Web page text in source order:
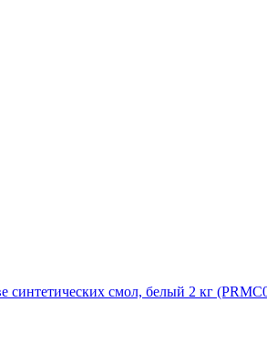
синтетических смол, белый 2 кг